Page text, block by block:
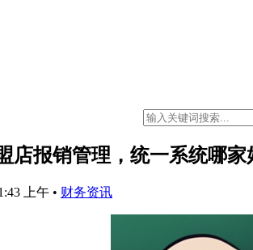
店报销管理，统一系统哪家
上午 • 财务资讯